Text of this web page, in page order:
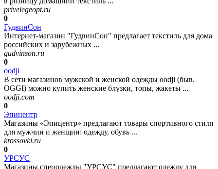
privelegeopt.ru
0
ГудвинСон
Интернет-магазин "ГудвинСон" предлагает текстиль для дома
российских и зарубежных ...
gudvinson.ru
0
oodji
В сети магазинов мужской и женской одежды oodji (быв.
OGGI) можно купить женские блузки, топы, жакеты ...
oodji.com
0
Эпицентр
Магазины «Эпицентр» предлагают товары спортивного стиля
для мужчин и женщин: одежду, обувь ...
krossovki.ru
0
УРСУС
Магазины спецодежды "УРСУС" предлагают одежду для